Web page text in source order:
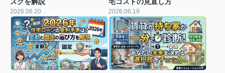
2026.06.20 2026.06.19